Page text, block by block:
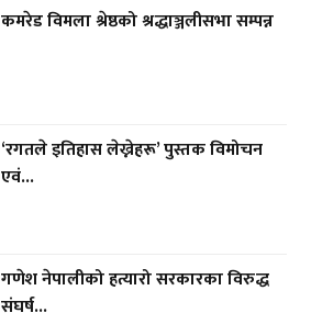
कमरेड विमला श्रेष्ठको श्रद्धाञ्जलीसभा सम्पन्न
‘रगतले इतिहास लेख्नेहरू’ पुस्तक विमोचन
एवं...
गणेश नेपालीको हत्यारो सरकारका विरुद्ध
संघर्ष...